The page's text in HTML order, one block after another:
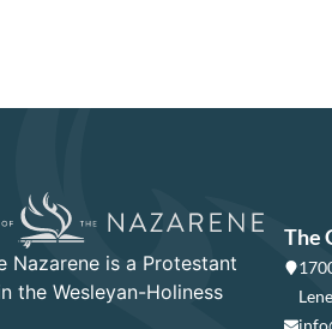
Nazarene is a Protestant
the Wesleyan-Holiness
The